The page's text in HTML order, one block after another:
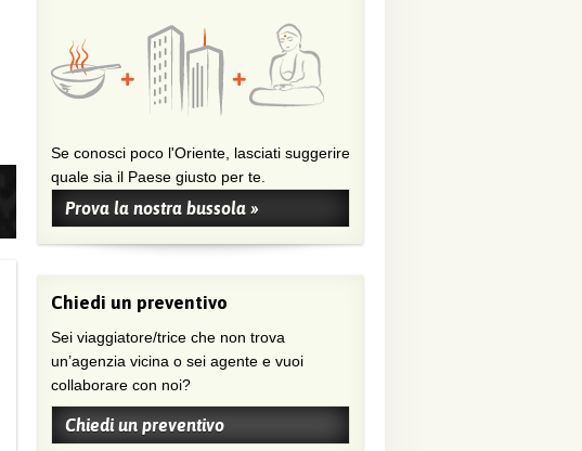
Se conosci poco l'Oriente, lasciati suggerire
quale sia il Paese giusto per te.
Prova la nostra bussola »
Chiedi un preventivo
Sei viaggiatore/trice che non trova
un’agenzia vicina o sei agente e vuoi
collaborare con noi?
Chiedi un preventivo